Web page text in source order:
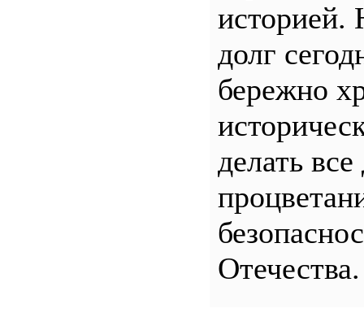
долг
бережно
делать все
Отечества.